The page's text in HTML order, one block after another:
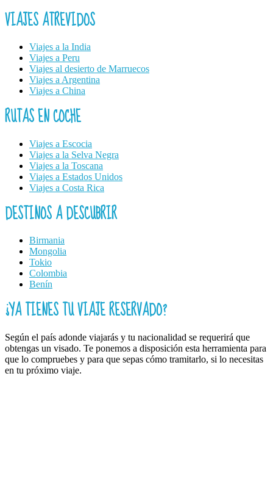
VIAJES ATREVIDOS
Viajes a la India
Viajes a Peru
Viajes al desierto de Marruecos
Viajes a Argentina
Viajes a China
RUTAS EN COCHE
Viajes a Escocia
Viajes a la Selva Negra
Viajes a la Toscana
Viajes a Estados Unidos
Viajes a Costa Rica
DESTINOS A DESCUBRIR
Birmania
Mongolia
Tokio
Colombia
Benín
¿YA TIENES TU VIAJE RESERVADO?
Según el país adonde viajarás y tu nacionalidad se requerirá que
obtengas un visado. Te ponemos a disposición esta herramienta para
que lo compruebes y para que sepas cómo tramitarlo, si lo necesitas
en tu próximo viaje.